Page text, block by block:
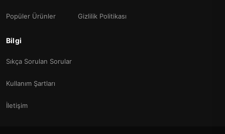
Popüler Ürünler Gizlilik Politikası
Bilgi
Sıkça Sorulan Sorular
Kullanım Şartları
İletişim